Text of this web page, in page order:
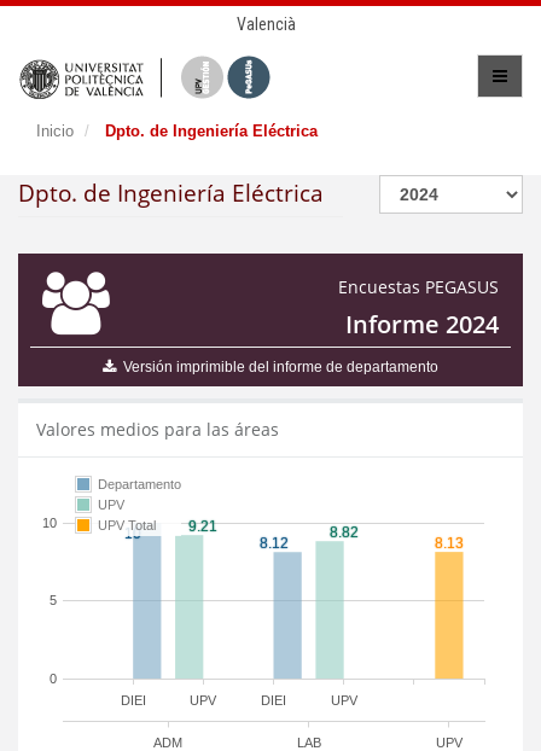
Valencià
Inicio Dpto. de Ingeniería Eléctrica
Dpto. de Ingeniería Eléctrica
Encuestas PEGASUS
Informe 2024
Versión imprimible del informe de departamento
Valores medios para las áreas
DIEI DIEI
UPV UPV
ADM LAB UPV
0
5
10
Departamento
UPV
UPV Total